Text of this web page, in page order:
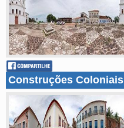
Construções Coloniais